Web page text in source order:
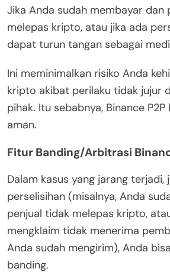
Jika Anda sudah membayar dan
melepas kripto, atau jika ada
dapat turun tangan sebagai
Ini meminimalkan risiko Anda
kripto akibat perilaku tidak jujur
pihak. Itu sebabnya, Binance
aman.
Fitur Banding/Arbitrasi
Dalam kasus yang jarang terjadi,
perselisihan (misalnya, Anda
penjual tidak melepas kripto,
mengklaim tidak menerima
Anda sudah mengirim), Anda
banding.